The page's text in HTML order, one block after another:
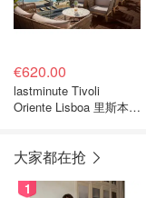
€620.00
lastminute Tivoli
Oriente Lisboa 里斯本酒
大家都在抢
1